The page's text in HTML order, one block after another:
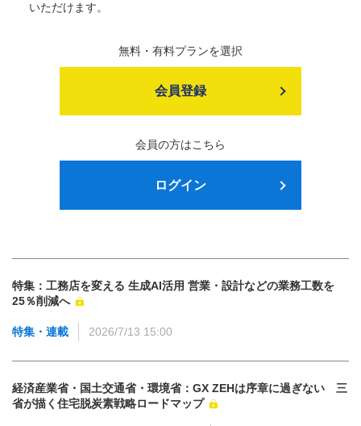
いただけます。
無料・有料プランを選択
会員登録
会員の方はこちら
ログイン
特集：工務店を変える 生成AI活用 営業・設計などの業務工数を
25％削減へ
特集・連載 2026/7/13 15:00
経済産業省・国土交通省・環境省：GX ZEHは序章に過ぎない 三
省が描く住宅脱炭素戦略ロードマップ